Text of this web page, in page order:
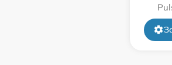
Восстановление